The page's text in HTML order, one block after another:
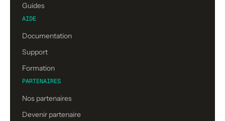
Guides
AIDE
Documentation
Support
Formation
PARTENAIRES
Nos partenaires
Devenir partenaire